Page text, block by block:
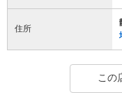
住所
この